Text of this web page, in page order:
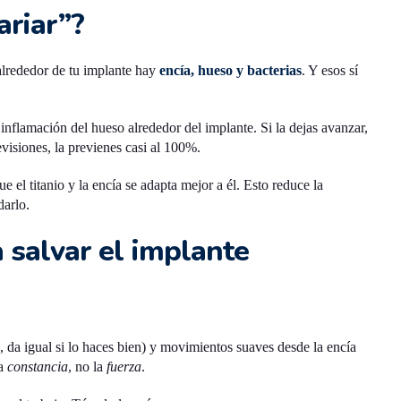
de tu implante hay encía, hueso y bacterias. Y esos sí
del hueso alrededor del implante. Si la dejas avanzar,
la previenes casi al 100%.
el titanio y la encía se adapta mejor a él. Esto reduce la
salvar el implante
igual si lo haces bien) y movimientos suaves desde la encía
constancia, no la fuerza.